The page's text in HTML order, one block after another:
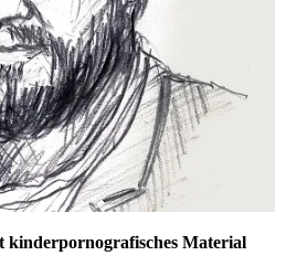
kinderpornografisches Material